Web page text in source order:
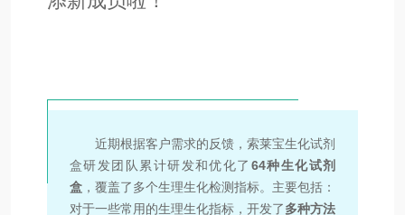
近期根据客户需求的反馈，索莱宝生化试剂
盒研发团队累计研发和优化了 64种生化试剂
盒 ，覆盖了多个生理生化检测指标。主要包括：
对于一些常用的生理生化指标，开发了多种方法